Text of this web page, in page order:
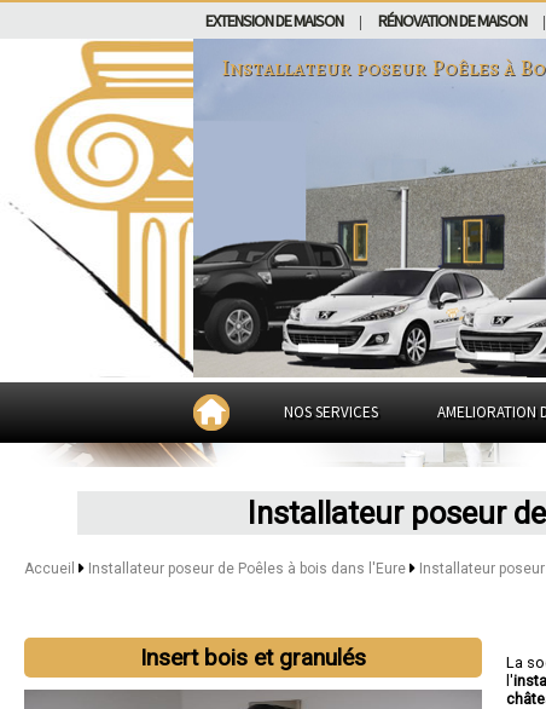
EXTENSION DE MAISON RÉNOVATION DE MAISON
Installateur poseur Poêles à
NOS SERVICES AMELIORATION
Installateur poseur
Accueil Installateur poseur de Poêles à bois dans l'Eure Installateur
Insert bois et granulés La
l'